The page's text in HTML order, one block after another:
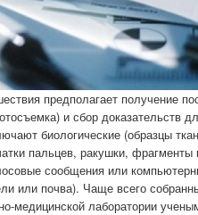
предполагает получение
и сбор доказательств
биологические (образцы
пальцев, ракушки, фрагменты
сообщения или
или почва). Чаще всего
медицинской лаборатории